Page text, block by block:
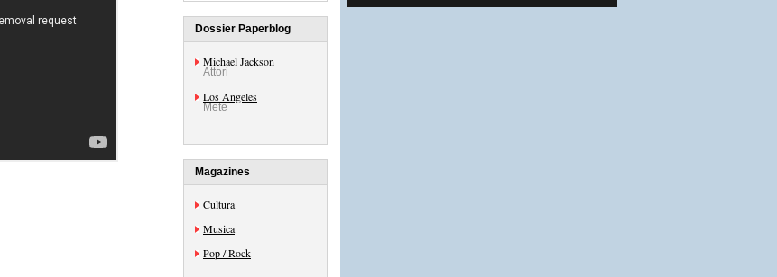
Dossier Paperblog
Michael Jackson
Attori
Los Angeles
Mete
Magazines
Cultura
Musica
Pop / Rock